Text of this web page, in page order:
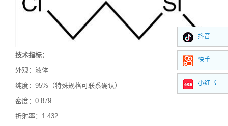
技术指标：
外观：液体
纯度： 95%（特殊规格可联系确认）
密度：0.879
折射率：1.432
抖音
快手
小红书